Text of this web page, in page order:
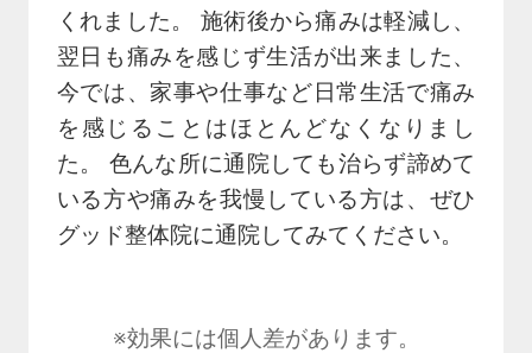
くれました。 施術後から痛みは軽減し、
翌日も痛みを感じず生活が出来ました、
今では、家事や仕事など日常生活で痛み
を感じることはほとんどなくなりまし
た。 色んな所に通院しても治らず諦めて
いる方や痛みを我慢している方は、ぜひ
グッド整体院に通院してみてください。
※効果には個人差があります。